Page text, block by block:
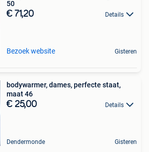
50
€ 71,20 Details
Bezoek website Gisteren
bodywarmer, dames, perfecte staat,
maat 46
€ 25,00 Details
Dendermonde Gisteren